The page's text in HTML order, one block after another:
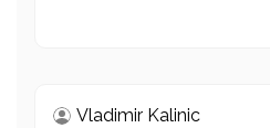
Vladimir Kalinic